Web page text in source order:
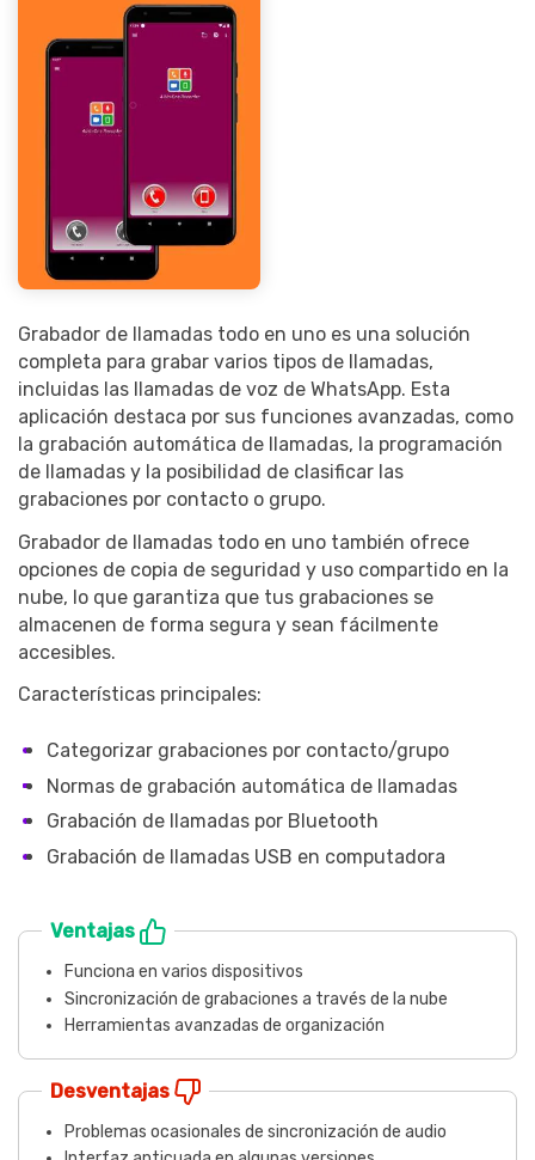
Grabador de llamadas todo en uno es una solución
completa para grabar varios tipos de llamadas,
incluidas las llamadas de voz de WhatsApp. Esta
aplicación destaca por sus funciones avanzadas, como
la grabación automática de llamadas, la programación
de llamadas y la posibilidad de clasificar las
grabaciones por contacto o grupo.
Grabador de llamadas todo en uno también ofrece
opciones de copia de seguridad y uso compartido en la
nube, lo que garantiza que tus grabaciones se
almacenen de forma segura y sean fácilmente
accesibles.
Características principales:
Categorizar grabaciones por contacto/grupo
Normas de grabación automática de llamadas
Grabación de llamadas por Bluetooth
Grabación de llamadas USB en computadora
Ventajas
Funciona en varios dispositivos
Sincronización de grabaciones a través de la nube
Herramientas avanzadas de organización
Desventajas
Problemas ocasionales de sincronización de audio